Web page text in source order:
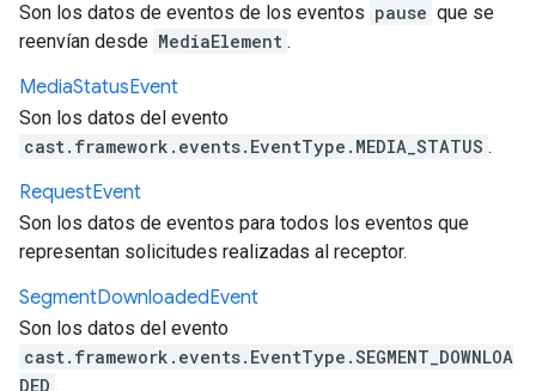
Son los datos de eventos de los eventos pause que se
reenvían desde MediaElement .
MediaStatusEvent
Son los datos del evento
cast.framework.events.EventType.MEDIA_STATUS .
RequestEvent
Son los datos de eventos para todos los eventos que
representan solicitudes realizadas al receptor.
SegmentDownloadedEvent
Son los datos del evento
cast.framework.events.EventType.SEGMENT_DOWNLOA
DED .